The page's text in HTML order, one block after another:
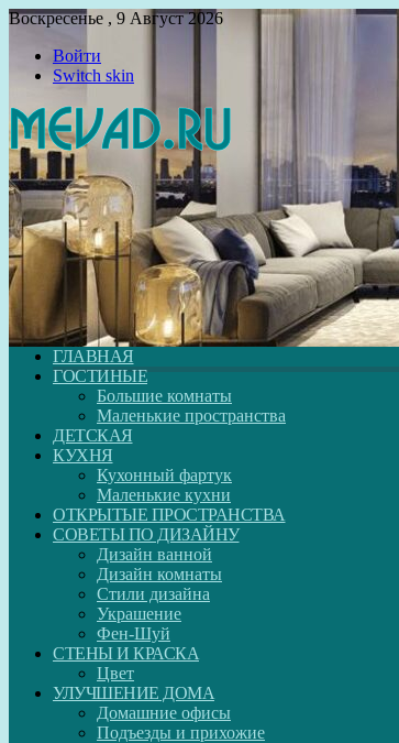
Воскресенье , 9 Август 2026
Войти
Switch skin
ГЛАВНАЯ
ГОСТИНЫЕ
Большие комнаты
Маленькие пространства
ДЕТСКАЯ
КУХНЯ
Кухонный фартук
Маленькие кухни
ОТКРЫТЫЕ ПРОСТРАНСТВА
СОВЕТЫ ПО ДИЗАЙНУ
Дизайн ванной
Дизайн комнаты
Стили дизайна
Украшение
Фен-Шуй
СТЕНЫ И КРАСКА
Цвет
УЛУЧШЕНИЕ ДОМА
Домашние офисы
Подъезды и прихожие